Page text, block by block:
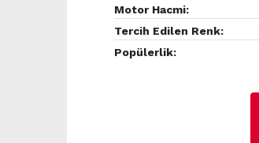
Motor Hacmi:
Tercih Edilen Renk:
Popülerlik: